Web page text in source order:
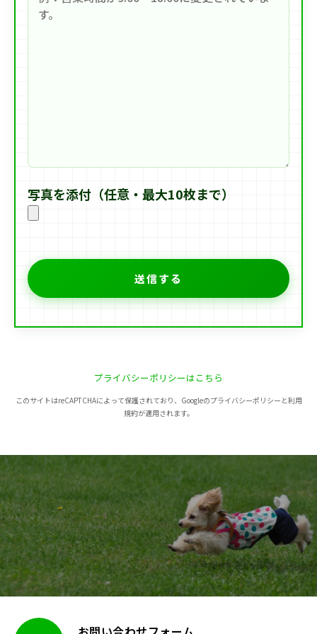
写真を添付（任意・最大10枚まで）
プライバシーポリシーはこちら
このサイトはreCAPTCHAによって保護されており、Googleのプライバシーポリシーと利用
規約が適用されます。